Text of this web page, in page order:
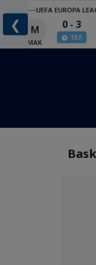
❮
UEFA EUROPA
Μ
ΜΑΚ
0 - 3
ΤΕΛ